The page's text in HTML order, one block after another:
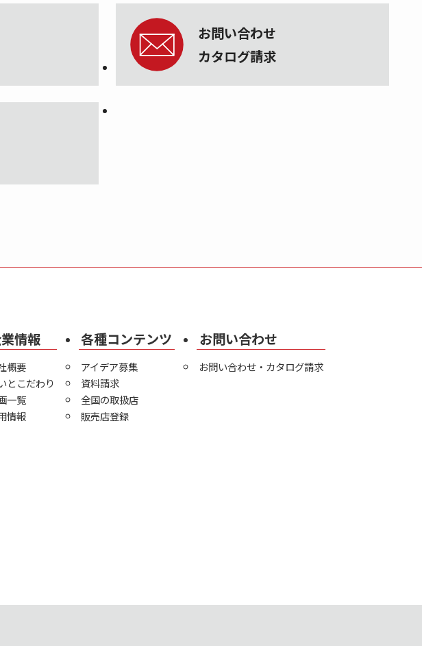
お問い合わせ
カタログ請求
情報
概要
とこだわり
一覧
情報
各種コンテンツ
アイデア募集
資料請求
全国の取扱店
販売店登録
お問い合わせ
お問い合わせ・カタログ請求